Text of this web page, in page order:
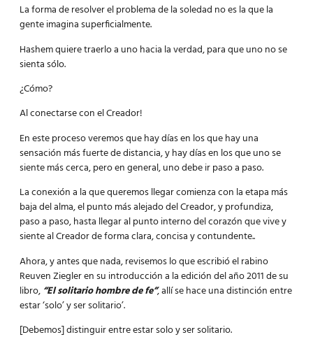
La forma de resolver el problema de la soledad no es la que la
gente imagina superficialmente.
Hashem quiere traerlo a uno hacia la verdad, para que uno no se
sienta sólo.
¿Cómo?
Al conectarse con el Creador!
En este proceso veremos que hay días en los que hay una
sensación más fuerte de distancia, y hay días en los que uno se
siente más cerca, pero en general, uno debe ir paso a paso.
La conexión a la que queremos llegar comienza con la etapa más
baja del alma, el punto más alejado del Creador, y profundiza,
paso a paso, hasta llegar al punto interno del corazón que vive y
siente al Creador de forma clara, concisa y contundente..
Ahora, y antes que nada, revisemos lo que escribió el rabino
Reuven Ziegler en su introducción a la edición del año 2011 de su
libro, “El solitario hombre de fe”, allí se hace una distinción entre
estar ‘solo’ y ser solitario’.
[Debemos] distinguir entre estar solo y ser solitario.